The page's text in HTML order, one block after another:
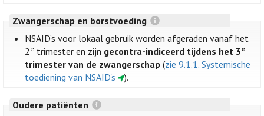
Zwangerschap en borstvoeding
NSAID’s voor lokaal gebruik worden afgeraden vanaf het
2 e trimester en zijn gecontra-indiceerd tijdens het 3e
trimester van de zwangerschap (zie 9.1.1. Systemische
toediening van NSAID's
).
Oudere patiënten